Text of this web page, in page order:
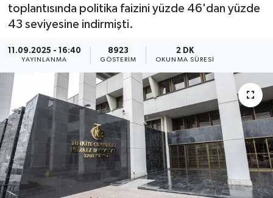
toplantısında politika faizini yüzde 46'dan yüzde
43 seviyesine indirmişti.
11.09.2025 - 16:40
YAYINLANMA
8923
GÖSTERIM
2 DK
OKUNMA SÜRESI
KEMERBURGAZ
ÖZEL HABER
SAĞLIK
TEKNOLOJİ